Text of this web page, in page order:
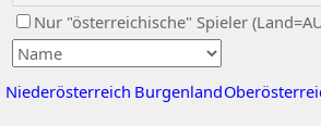
Nur "österreichische" Spieler
Niederösterreich Burgenland